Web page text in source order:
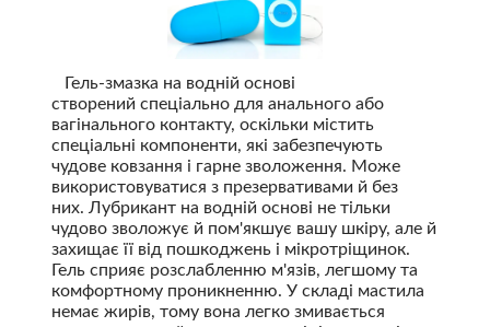
Гель-змазка на водній основі
створений спеціально для анального або
вагінального контакту, оскільки містить
спеціальні компоненти, які забезпечують
чудове ковзання і гарне зволоження. Може
використовуватися з презервативами й без
них. Лубрикант на водній основі не тільки
чудово зволожує й пом'якшує вашу шкіру, але й
захищає її від пошкоджень і мікротріщинок.
Гель сприяє розслабленню м'язів, легшому та
комфортному проникненню. У складі мастила
немає жирів, тому вона легко змивається